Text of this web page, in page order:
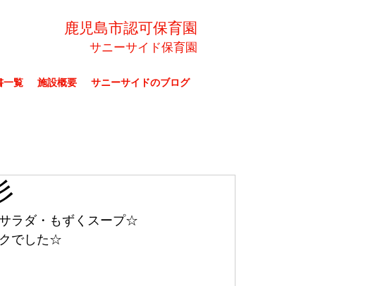
鹿児島市認可保育園
サニーサイド保育園
一覧 施設概要 サニーサイドのブログ
ラダ・もずくスープ☆
でした☆